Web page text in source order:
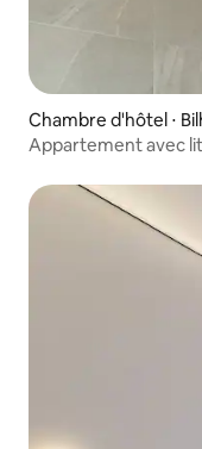
Chambre d'hôtel ⋅
Appartement avec